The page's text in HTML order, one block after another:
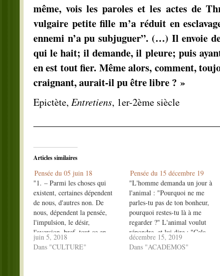
même, vois les paroles et les actes de
vulgaire petite fille m’a réduit en
ennemi n’a pu subjuguer”. (…) Il envoie
qui le hait; il demande, il pleure; puis
en est tout fier. Même alors, comment,
craignant, aurait-il pu être libre ? »
Epictète, Entretiens, 1er-2ème siècle
Articles similaires
Pensée du 05 juin 18
"1. – Parmi les choses qui
existent, certaines dépendent
de nous, d'autres non. De
nous, dépendent la pensée,
l'impulsion, le désir,
l'aversion, bref, tout ce en
quoi c'est nous qui agissons ;
ne dépendent pas de nous le
juin 5, 2018
Dans "CULTURE"
Pensée du 15 décembre 19
"L'homme demanda un jour à
l'animal : "Pourquoi ne me
parles-tu pas de ton bonheur,
pourquoi restes-tu là à me
regarder ?" L'animal voulut
répondre, et lui dire : "Cela
vient de ce que j'oublie
immédiatement ce que je
décembre 15, 2019
Dans "ACADEMOS"